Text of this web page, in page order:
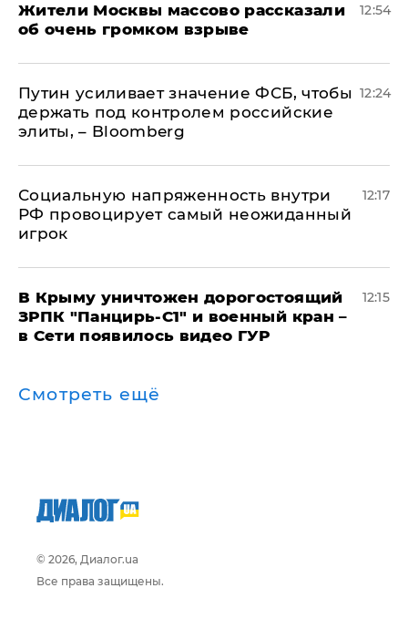
Жители Москвы массово рассказали
об очень громком взрыве
12:54
Путин усиливает значение ФСБ, чтобы
держать под контролем российские
элиты, – Bloomberg
12:24
Социальную напряженность внутри
РФ провоцирует самый неожиданный
игрок
12:17
В Крыму уничтожен дорогостоящий
ЗРПК "Панцирь-С1" и военный кран –
в Сети появилось видео ГУР
12:15
Смотреть ещё
© 2026, Диалог.ua
Все права защищены.